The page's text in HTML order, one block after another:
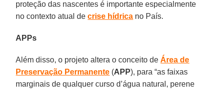
proteção das nascentes é importante especialmente
no contexto atual decrise hídrica no País.
APPs
Além disso, o projeto altera o conceito deÁrea de
Preservação Permanente (APP), para “as faixas
marginais de qualquer curso d’água natural, perene